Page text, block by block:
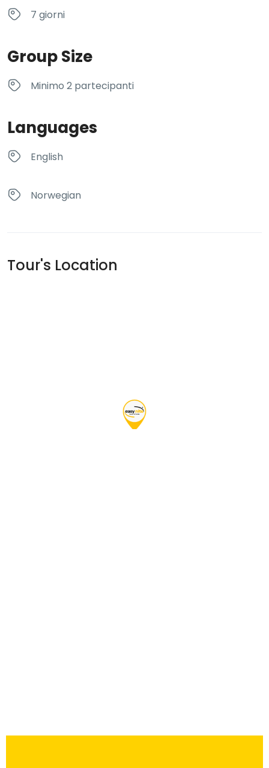
7 giorni
Group Size
Minimo 2 partecipanti
Languages
English
Norwegian
Tour's Location